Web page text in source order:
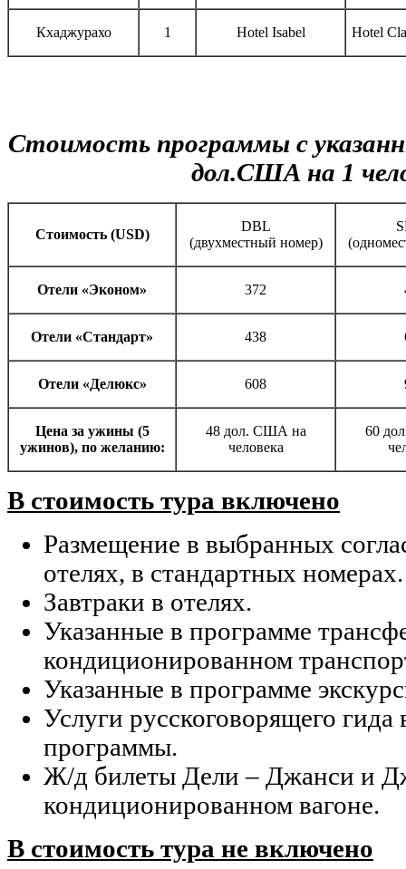
Кхаджурахо 1 Hotel Isabel Hotel
Стоимость программы с
дол.США на 1
Cтоимость (USD)
DBL
(двухместный номер)
Отели «Эконом» 372
Отели «Стандарт» 438
Отели «Делюкс» 608
Цена за ужины (5
ужинов), по желанию:
48 дол. США на
человека
60
В стоимость тура включено
Размещение в выбранных
отелях, в стандартных номерах.
Завтраки в отелях.
Указанные в программе
кондиционированном
Указанные в программе
Услуги русскоговорящего гида
программы.
Ж/д билеты Дели – Джанси и
кондиционированном вагоне.
В стоимость тура не включено